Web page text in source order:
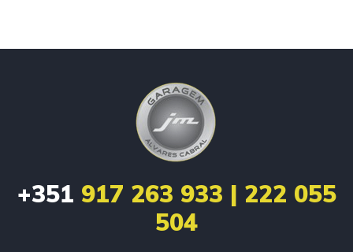
+351 917 263 933 | 222 055
504